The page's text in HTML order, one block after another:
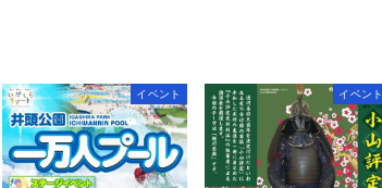
イベント イベント